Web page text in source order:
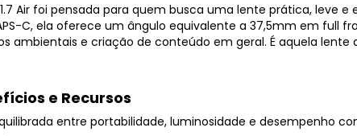
Air foi pensada para quem busca uma lente prática, leve
C, ela oferece um ângulo equivalente a 37,5mm em
ambientais e criação de conteúdo em geral. É aquela
e Recursos
entre portabilidade, luminosidade e desempenho